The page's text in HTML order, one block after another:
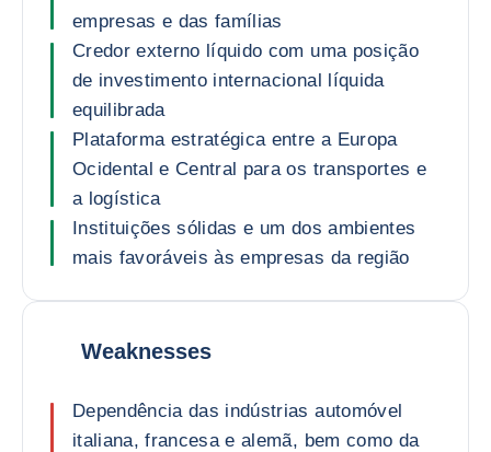
empresas e das famílias
Credor externo líquido com uma posição
de investimento internacional líquida
equilibrada
Plataforma estratégica entre a Europa
Ocidental e Central para os transportes e
a logística
Instituições sólidas e um dos ambientes
mais favoráveis às empresas da região
Weaknesses
Dependência das indústrias automóvel
italiana, francesa e alemã, bem como da